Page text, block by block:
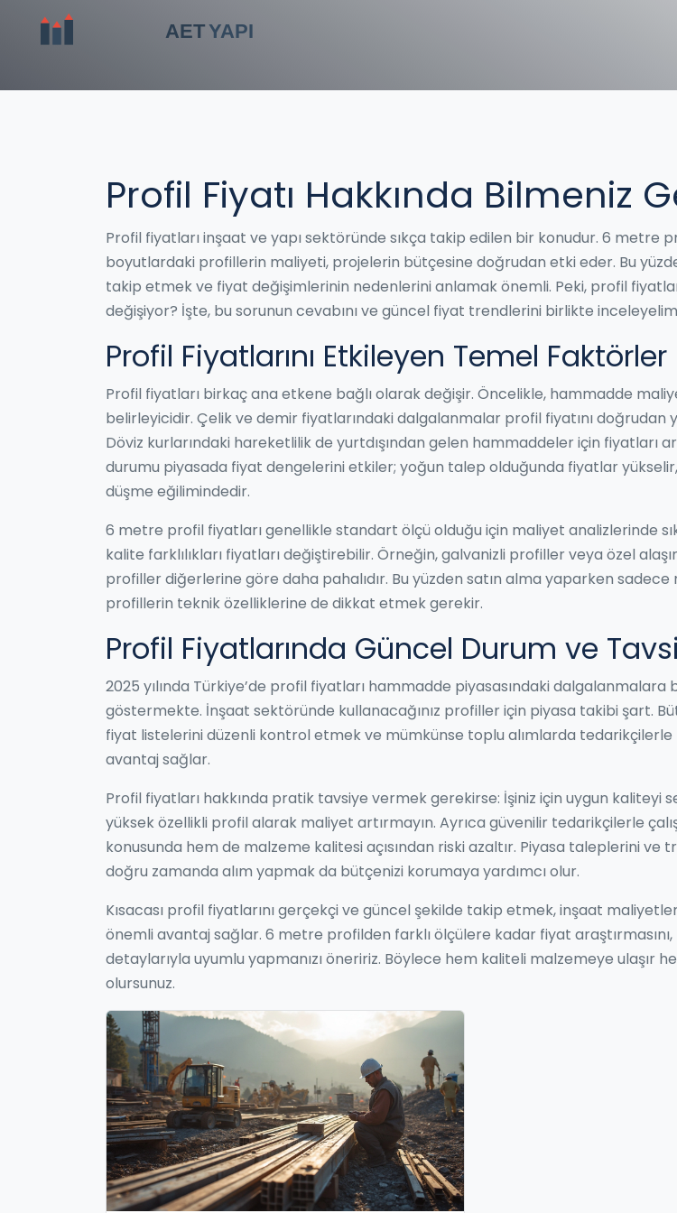
Profil Fiyatı Hakkında Bilmeniz
Profil fiyatları inşaat ve yapı sektöründe sıkça takip edilen bir konudur. 6 metre
boyutlardaki profillerin maliyeti, projelerin bütçesine doğrudan etki eder. Bu
takip etmek ve fiyat değişimlerinin nedenlerini anlamak önemli. Peki, profil
değişiyor? İşte, bu sorunun cevabını ve güncel fiyat trendlerini birlikte
Profil Fiyatlarını Etkileyen Temel Faktörler
Profil fiyatları birkaç ana etkene bağlı olarak değişir. Öncelikle, hammadde
belirleyicidir. Çelik ve demir fiyatlarındaki dalgalanmalar profil fiyatını doğrudan
Döviz kurlarındaki hareketlilik de yurtdışından gelen hammaddeler için fiyatları
durumu piyasada fiyat dengelerini etkiler; yoğun talep olduğunda fiyatlar
düşme eğilimindedir.
6 metre profil fiyatları genellikle standart ölçü olduğu için maliyet analizlerinde
kalite farklılıkları fiyatları değiştirebilir. Örneğin, galvanizli profiller veya özel
profiller diğerlerine göre daha pahalıdır. Bu yüzden satın alma yaparken
profillerin teknik özelliklerine de dikkat etmek gerekir.
Profil Fiyatlarında Güncel Durum ve
2025 yılında Türkiye’de profil fiyatları hammadde piyasasındaki dalgalanmalara
göstermekte. İnşaat sektöründe kullanacağınız profiller için piyasa takibi şart.
fiyat listelerini düzenli kontrol etmek ve mümkünse toplu alımlarda tedarikçilerle
avantaj sağlar.
Profil fiyatları hakkında pratik tavsiye vermek gerekirse: İşiniz için uygun kaliteyi
yüksek özellikli profil alarak maliyet artırmayın. Ayrıca güvenilir tedarikçilerle
konusunda hem de malzeme kalitesi açısından riski azaltır. Piyasa taleplerini ve
doğru zamanda alım yapmak da bütçenizi korumaya yardımcı olur.
Kısacası profil fiyatlarını gerçekçi ve güncel şekilde takip etmek, inşaat
önemli avantaj sağlar. 6 metre profilden farklı ölçülere kadar fiyat araştırmasını,
detaylarıyla uyumlu yapmanızı öneririz. Böylece hem kaliteli malzemeye ulaşır
olursunuz.